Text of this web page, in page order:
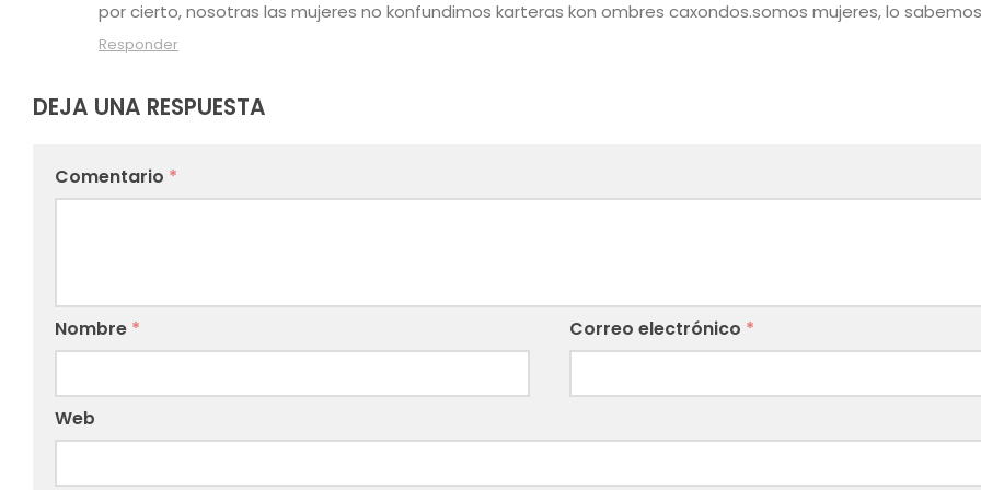
por cierto, nosotras las mujeres no konfundimos karteras kon ombres caxondos.somos mujeres, lo
Responder
DEJA UNA RESPUESTA
Comentario *
Nombre * Correo electrónico *
Web